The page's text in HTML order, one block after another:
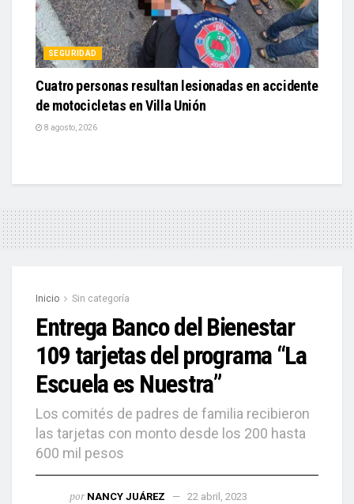
SEGURIDAD
Cuatro personas resultan lesionadas en accidente
de motocicletas en Villa Unión
8 agosto, 2026
Inicio Sin categoría
Entrega Banco del Bienestar
109 tarjetas del programa “La
Escuela es Nuestra”
Los comités de padres de familia recibieron
las tarjetas con monto desde los 200 hasta
600 mil pesos
por NANCY JUÁREZ